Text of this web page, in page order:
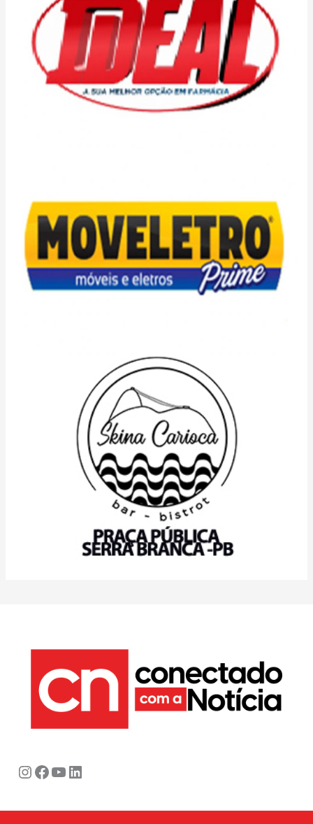
Instagram
Facebook
Youtube
LinkedIn